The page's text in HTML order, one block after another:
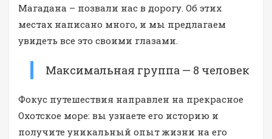
Магадана – позвали нас в дорогу. Об этих
местах написано много, и мы предлагаем
увидеть все это своими глазами.
Максимальная группа — 8 человек
Фокус путешествия направлен на прекрасное
Охотское море: вы узнаете его историю и
получите уникальный опыт жизни на его